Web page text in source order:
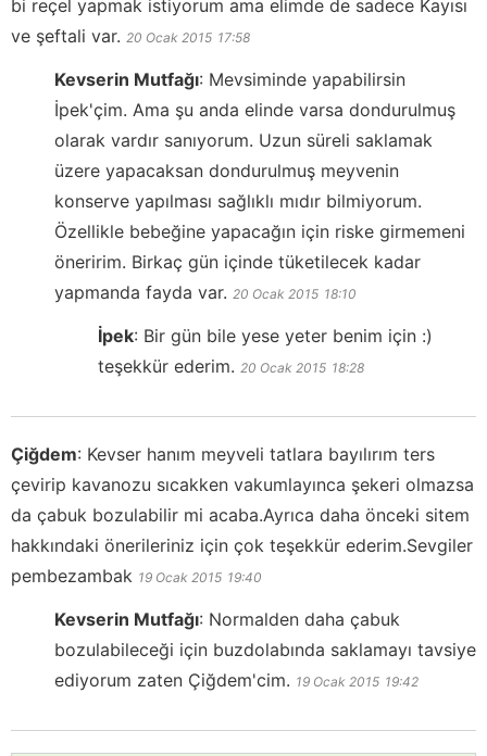
bi reçel yapmak istiyorum ama elimde de sadece Kayısı
ve şeftali var. 20 Ocak 2015 17:58
Kevserin Mutfağı: Mevsiminde yapabilirsin
İpek'çim. Ama şu anda elinde varsa dondurulmuş
olarak vardır sanıyorum. Uzun süreli saklamak
üzere yapacaksan dondurulmuş meyvenin
konserve yapılması sağlıklı mıdır bilmiyorum.
Özellikle bebeğine yapacağın için riske girmemeni
öneririm. Birkaç gün içinde tüketilecek kadar
yapmanda fayda var. 20 Ocak 2015 18:10
İpek: Bir gün bile yese yeter benim için :)
teşekkür ederim. 20 Ocak 2015 18:28
Çiğdem: Kevser hanım meyveli tatlara bayılırım ters
çevirip kavanozu sıcakken vakumlayınca şekeri olmazsa
da çabuk bozulabilir mi acaba.Ayrıca daha önceki sitem
hakkındaki önerileriniz için çok teşekkür ederim.Sevgiler
pembezambak 19 Ocak 2015 19:40
Kevserin Mutfağı: Normalden daha çabuk
bozulabileceği için buzdolabında saklamayı tavsiye
ediyorum zaten Çiğdem'cim. 19 Ocak 2015 19:42